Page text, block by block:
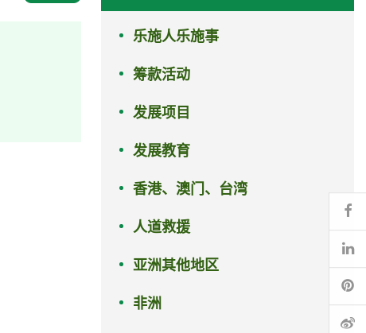
乐施人乐施事
筹款活动
发展项目
发展教育
香港、澳门、台湾
人道救援
亚洲其他地区
非洲